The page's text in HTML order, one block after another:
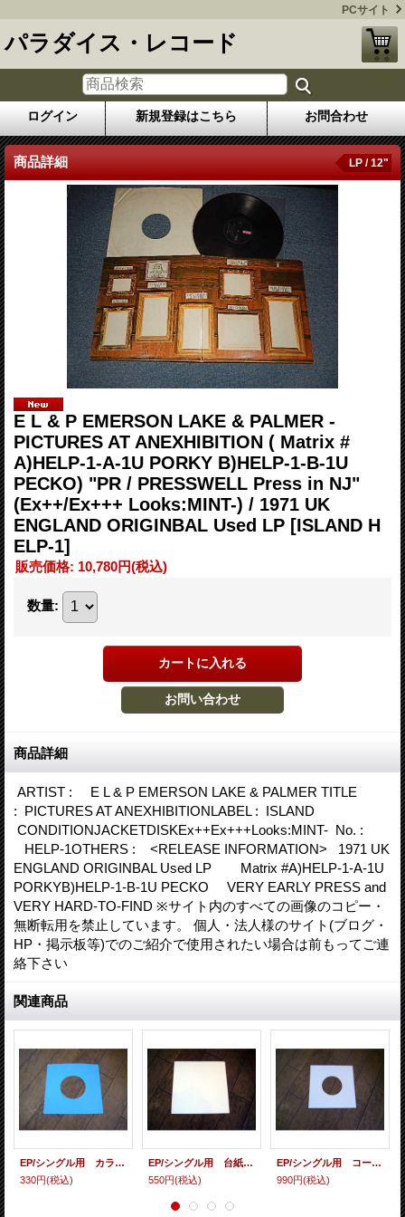
PCサイト
パラダイス・レコード
ログイン 新規登録はこちら お問合わせ
商品詳細 LP / 12"
E L & P EMERSON LAKE & PALMER -
PICTURES AT ANEXHIBITION ( Matrix #
A)HELP-1-A-1U PORKY B)HELP-1-B-1U
PECKO) "PR / PRESSWELL Press in NJ"
(Ex++/Ex+++ Looks:MINT-) / 1971 UK
ENGLAND ORIGINBAL Used LP [ISLAND H
ELP-1]
販売価格: 10,780円(税込)
数量:
商品詳細
ARTIST : E L & P EMERSON LAKE & PALMER TITLE
: PICTURES AT ANEXHIBITIONLABEL : ISLAND
CONDITIONJACKETDISKEx++Ex+++Looks:MINT- No. :
HELP-1OTHERS : <RELEASE INFORMATION> 1971 UK
ENGLAND ORIGINBAL Used LP Matrix #A)HELP-1-A-1U
PORKYB)HELP-1-B-1U PECKO VERY EARLY PRESS and
VERY HARD-TO-FIND ※サイト内のすべての画像のコピー・
無断転用を禁止しています。 個人・法人様のサイト(ブログ・
HP・掲示板等)でのご紹介で使用されたい場合は前もってご連
絡下さい
関連商品
EP/シングル用 カラースリーヴ（全4色） 5枚セット
330円(税込)
EP/シングル用 台紙 10枚セット
550円(税込)
EP/シングル用 コート紙丸穴ジャケ 白 10 copies set / １０枚セット
990円(税込)